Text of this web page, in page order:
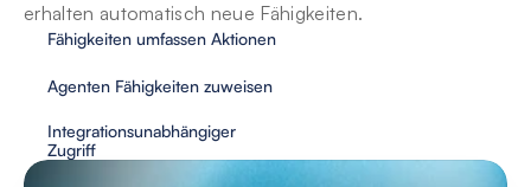
erhalten automatisch neue Fähigkeiten.
Fähigkeiten umfassen Aktionen
Agenten Fähigkeiten zuweisen
Integrationsunabhängiger
Zugriff